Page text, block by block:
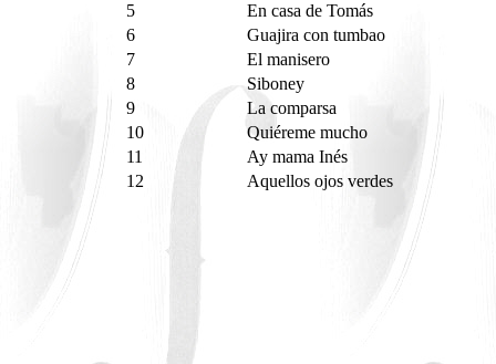
5
En casa de Tomás
6
Guajira con tumbao
7
El manisero
8
Siboney
9
La comparsa
10
Quiéreme mucho
11
Ay mama Inés
12
Aquellos ojos verdes